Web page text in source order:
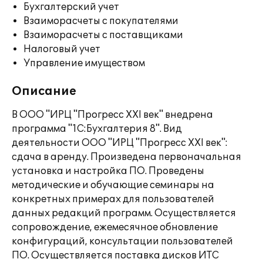
Бухгалтерский учет
Взаиморасчеты с покупателями
Взаиморасчеты с поставщиками
Налоговый учет
Управление имуществом
Описание
В ООО "ИРЦ "Прогресс XXI век" внедрена
программа "1С:Бухгалтерия 8". Вид
деятельности ООО "ИРЦ "Прогресс XXI век":
сдача в аренду. Произведена первоначальная
установка и настройка ПО. Проведены
методические и обучающие семинары на
конкретных примерах для пользователей
данных редакций программ. Осуществляется
сопровождение, ежемесячное обновление
конфигураций, консультации пользователей
ПО. Осуществляется поставка дисков ИТС